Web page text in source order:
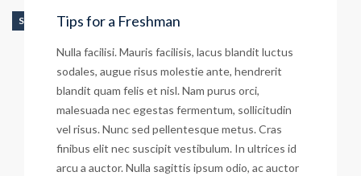
STANDARDTips for a Freshman
Nulla facilisi. Mauris facilisis, lacus blandit luctus
sodales, augue risus molestie ante, hendrerit
blandit quam felis et nisl. Nam purus orci,
malesuada nec egestas fermentum, sollicitudin
vel risus. Nunc sed pellentesque metus. Cras
finibus elit nec suscipit vestibulum. In ultrices id
arcu a auctor. Nulla sagittis ipsum odio, ac auctor